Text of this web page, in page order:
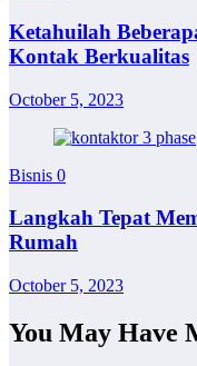
Ketahuilah
Kontak Berkualitas
October 5, 2023
Bisnis 0
Langkah Tepat
Rumah
October 5, 2023
You May Have